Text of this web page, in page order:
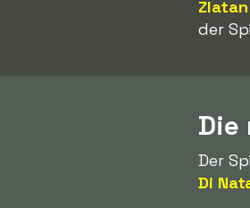
der
Die
Der
Di